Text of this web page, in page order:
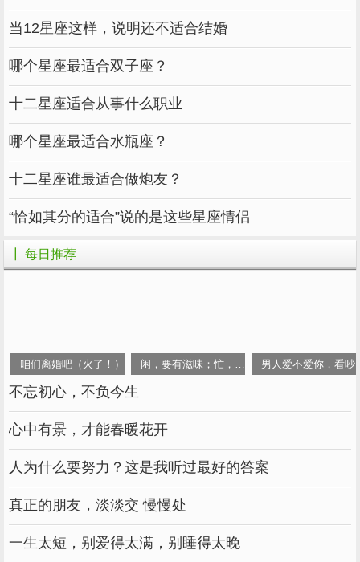
女：虽然会照顾人，但更渴望
时也因为很缺乏安全感，所以找年龄稍微大点的
男生更合适。
天蝎座
男：不仅大男子主义，
较适合找柔弱老实 的妹子谈恋爱，全听
女：新时代 都市女性的代表，个性强，有自
主的经济能力
式，相差最好不超过三岁，一般是不愿意接受姐
弟恋的。
女：思想比较成熟，谈恋爱是为了寻找
上的 知音，而不是寻求身体上的刺激，能接受姐
金牛座
男：很传统，也很在意朋友们
当12星座这样，说明还不适合结婚
哪个星座最适合双子座？
十二星座适合从事什么职业
哪个星座最适合水瓶座？
十二星座谁最适合做炮友？
“恰如其分的适合”说的是这些星座情侣
┃ 每日推荐
咱们离婚吧（火了！） 闲，要有滋味；忙，要有价值！男人爱不爱你，看吵
不忘初心，不负今生
心中有景，才能春暖花开
人为什么要努力？这是我听过最好的答案
真正的朋友，淡淡交 慢慢处
一生太短，别爱得太满，别睡得太晚